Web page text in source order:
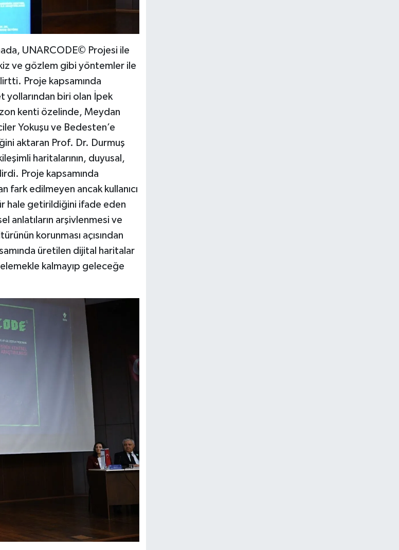
UNARCODE© Projesi ile
ve gözlem gibi yöntemler ile
Proje kapsamında
yollarından biri olan İpek
kenti özelinde, Meydan
Yokuşu ve Bedesten’e
aktaran Prof. Dr. Durmuş
haritalarının, duyusal,
Proje kapsamında
fark edilmeyen ancak kullanıcı
hale getirildiğini ifade eden
anlatıların arşivlenmesi ve
korunması açısından
üretilen dijital haritalar
kalmayıp geleceğe